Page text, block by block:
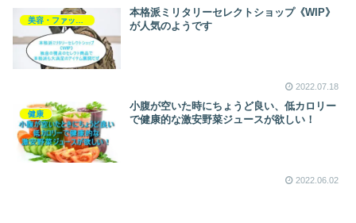
美容・ファッション・小物
本格派ミリタリーセレクトショップ《WIP》
が人気のようです
2022.07.18
健康
小腹が空いた時にちょうど良い、低カロリー
で健康的な激安野菜ジュースが欲しい！
2022.06.02